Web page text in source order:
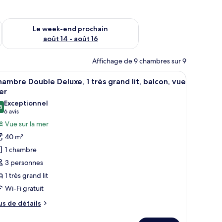
août 7 - août 9
Le week-end prochain
août 14 - août 16
Vérifier la disponibilité pour le week-end prochain août 14 -
Affichage de 9 chambres sur 9
une vue sur le ciel à travers un toit de verre et une façade rose.
:
Un balcon avec deux fauteuils en osier,
11
Double Deluxe, 1 très grand lit, balcon, vue
sur 10
Exceptionnel
6 avis
(6 avis)
Vue sur la mer
40 m²
1 chambre
3 personnes
1 très grand lit
Wi-Fi gratuit
de détails